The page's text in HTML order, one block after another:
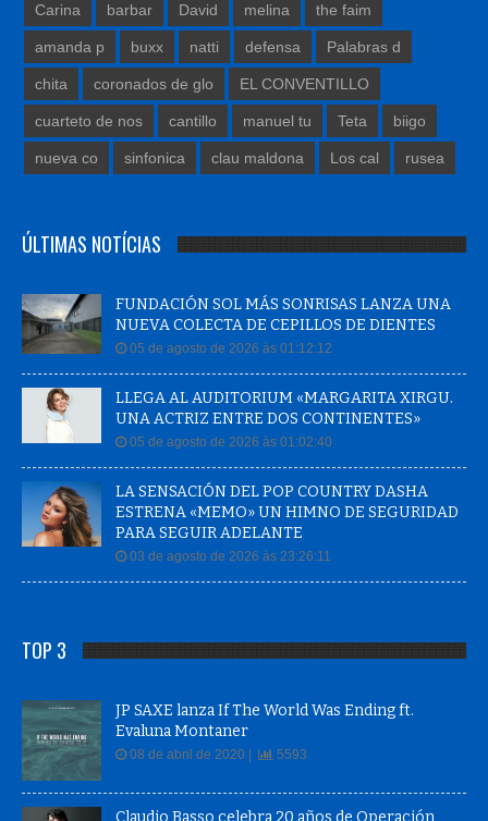
Carina barbar David melina the faim
amanda p buxx natti defensa Palabras d
chita coronados de glo EL CONVENTILLO
cuarteto de nos cantillo manuel tu Teta biigo
nueva co sinfonica clau maldona Los cal rusea
ÚLTIMAS NOTÍCIAS
FUNDACIÓN SOL MÁS SONRISAS LANZA UNA
NUEVA COLECTA DE CEPILLOS DE DIENTES
05 de agosto de 2026 às 01:12:12
LLEGA AL AUDITORIUM «MARGARITA XIRGU.
UNA ACTRIZ ENTRE DOS CONTINENTES»
05 de agosto de 2026 às 01:02:40
LA SENSACIÓN DEL POP COUNTRY DASHA
ESTRENA «MEMO» UN HIMNO DE SEGURIDAD
PARA SEGUIR ADELANTE
03 de agosto de 2026 às 23:26:11
TOP 3
JP SAXE lanza If The World Was Ending ft.
Evaluna Montaner
08 de abril de 2020 | 5593